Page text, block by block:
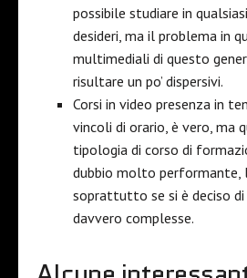
possibile studiare in
desideri, ma il problema in
multimediali di questo
risultare un po’ dispersivi.
Corsi in video presenza in
vincoli di orario, è vero, ma
tipologia di corso di
dubbio molto performante,
soprattutto se si è deciso
davvero complesse.